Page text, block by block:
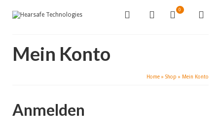
0
Mein Konto
Home » Shop » Mein Konto
Anmelden